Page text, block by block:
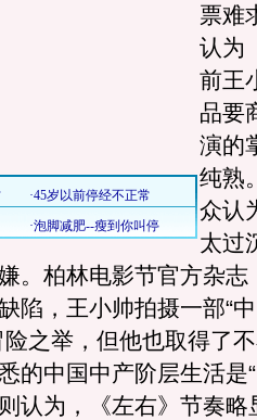
票难
认为
前王
品要
演的
纯熟
众认
太过
。柏林电影节官方杂志
陷，王小帅拍摄一部“
之举，但他也取得了
的中国中产阶层生活是
认为，《左右》节奏略